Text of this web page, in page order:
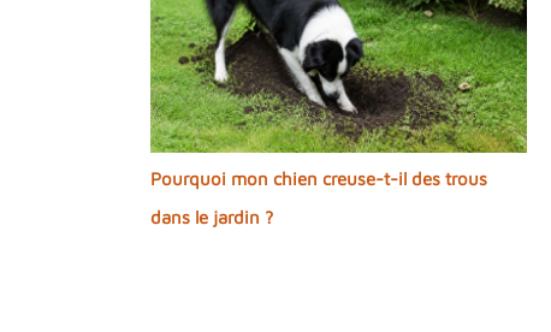
Pourquoi mon chien creuse-t-il des trous
dans le jardin ?